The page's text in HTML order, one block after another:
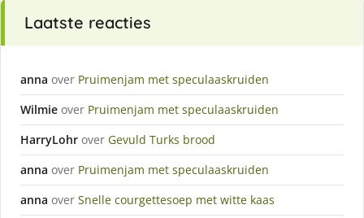
Laatste reacties
anna over Pruimenjam met speculaaskruiden
Wilmie over Pruimenjam met speculaaskruiden
HarryLohr over Gevuld Turks brood
anna over Pruimenjam met speculaaskruiden
anna over Snelle courgettesoep met witte kaas